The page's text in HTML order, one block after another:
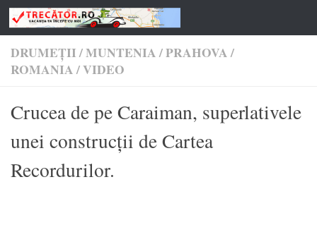
Skip to content
DRUMEŢII/MUNTENIA/PRAHOVA/
ROMANIA/VIDEO
Crucea de pe Caraiman, superlativele
unei construcţii de Cartea
Recordurilor.